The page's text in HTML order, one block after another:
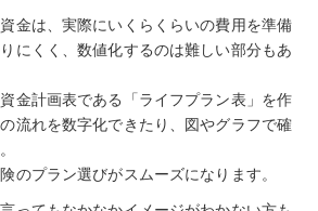
金は、実際にいくらくらいの費用を準備
にくく、数値化するのは難しい部分もあ
金計画表である「ライフプラン表」を作
流れを数字化できたり、図やグラフで確
のプラン選びがスムーズになります。